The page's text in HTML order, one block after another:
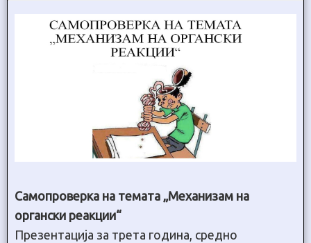
Самопроверка на темата „Механизам на
органски реакции“
Презентација за трета година, средно